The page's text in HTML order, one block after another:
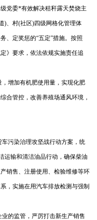
党委*有效解决秸秆露天焚烧主
)、村(社区)四级网格化管理体
、定奖惩的“五定”措施。按照
》要求，依法依规实施责任追
增加有机肥使用量，实现化肥
合管控，改善养殖场通风环境，
污染治理攻坚战行动方案，统
运输和清洁油品行动，确保柴油
销售、注册使用、检验维修等环
，实施在用汽车排放检测与强制
的监管，严厉打击新生产销售